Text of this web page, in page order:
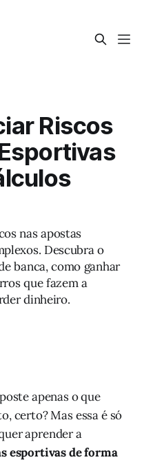
Riscos
nas apostas
Descubra o
banca, como ganhar
que fazem a
dinheiro.
apenas o que
certo? Mas essa é só
aprender a
esportivas de forma